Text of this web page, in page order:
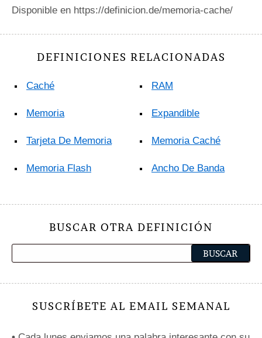
Disponible en https://definicion.de/memoria-cache/
DEFINICIONES RELACIONADAS
Caché
Memoria
Tarjeta De Memoria
Memoria Flash
RAM
Expandible
Memoria Caché
Ancho De Banda
BUSCAR OTRA DEFINICIÓN
SUSCRÍBETE AL EMAIL SEMANAL